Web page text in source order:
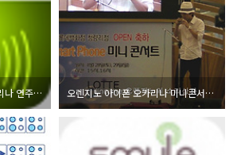
넬라 판타지아 아이폰 오카리나 연주 동영상 오렌지노 아이폰 오카리나 미니콘서트 연주 동영상